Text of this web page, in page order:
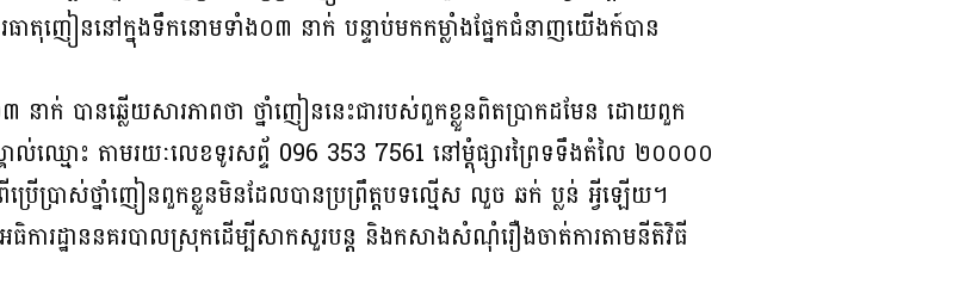
តុញៀននៅក្នុងទឹកនោមទាំង០៣ នាក់ បន្ទាប់មកកម្លាំងផ្នែកជំនាញយើងក៍បាន
ក់ បានឆ្លើយសារភាពថា ថ្នាំញៀននេះជារបស់ពួកខ្លួនពិតប្រាកដមែន ដោយពួក
ឈ្មោះ តាមរយៈលេខទូរសព្ទ័ 096 353 7561 នៅម្តុំផ្សារព្រៃទទឹងតំលៃ ២០០០០
េីប្រាស់ថ្នាំញៀនពួកខ្លួនមិនដែលបានប្រព្រឹត្តបទល្មើស លួច ឆក់ ប្លន់ អ្វីឡើយ។
ការដ្ឋាននគរបាលស្រុកដើម្បីសាកសួរបន្ត និងកសាងសំណុំរឿងចាត់ការតាមនីតិវិធី